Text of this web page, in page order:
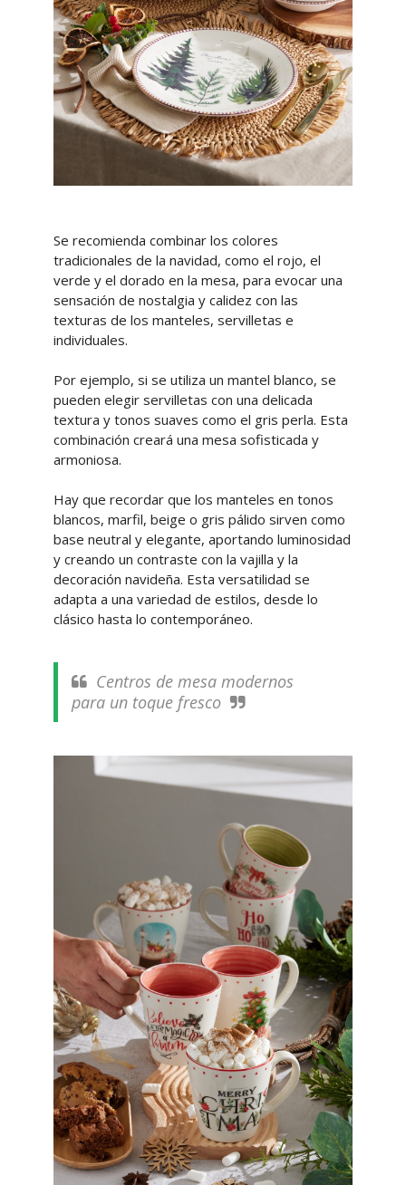
Se recomienda combinar los colores
tradicionales de la navidad, como el rojo, el
verde y el dorado en la mesa, para evocar una
sensación de nostalgia y calidez con las
texturas de los manteles, servilletas e
individuales.
Por ejemplo, si se utiliza un mantel blanco, se
pueden elegir servilletas con una delicada
textura y tonos suaves como el gris perla. Esta
combinación creará una mesa sofisticada y
armoniosa.
Hay que recordar que los manteles en tonos
blancos, marfil, beige o gris pálido sirven como
base neutral y elegante, aportando luminosidad
y creando un contraste con la vajilla y la
decoración navideña. Esta versatilidad se
adapta a una variedad de estilos, desde lo
clásico hasta lo contemporáneo.
Centros de mesa modernos
para un toque fresco